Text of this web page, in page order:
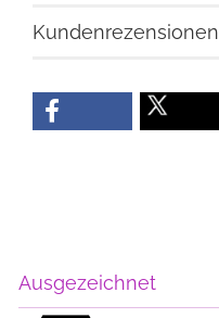
Kundenrezensionen
Ausgezeichnet